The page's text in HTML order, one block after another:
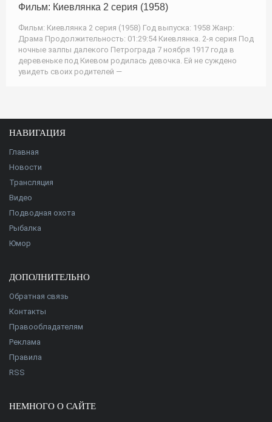
Фильм: Киевлянка 2 серия (1958)
Фильм: Киевлянка 2 серия (1958) Год выпуска: 1958 Жанр:
Драма Продолжительность: 01:29:54 Киевлянка. 2-я серия Под
ночные залпы далекого Петрограда 7 ноября 1917 года в
деревеньке под Киевом родилась девочка. Ей не суждено
увидеть своих родителей —
НАВИГАЦИЯ
Главная
Новости
Трансляция
Видео
Подводная охота
Рыбалка
Юмор
ДОПОЛНИТЕЛЬНО
Обратная связь
Контакты
Правообладателям
Реклама
Правила
RSS
НЕМНОГО О САЙТЕ